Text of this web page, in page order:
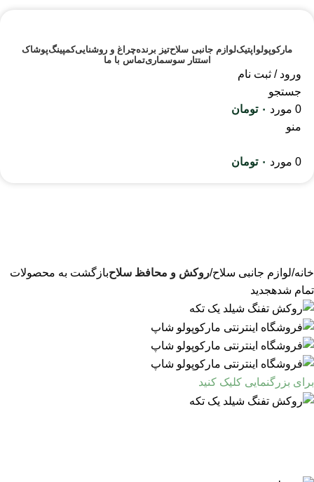
مارکوپولو اپتیکلوازم جانبی سلاحتیز برندهچراغ و روشناییکمپینگپوشاک
استتار سوسماریتماس با ما
ورود / ثبت نام
جستجو
0 مورد ۰ تومان
منو
0 مورد ۰ تومان
خانه لوازم جانبی سلاح روکش و محافظ سلاحبازگشت به محصولات
تمام شدهجدید
برای بزرگنمایی کلیک کنید